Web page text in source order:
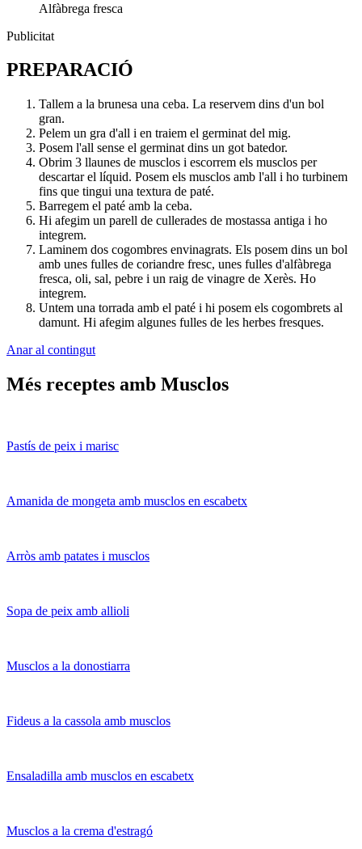
Alfàbrega fresca
Publicitat
PREPARACIÓ
Tallem a la brunesa una ceba. La reservem dins d'un bol
gran.
Pelem un gra d'all i en traiem el germinat del mig.
Posem l'all sense el germinat dins un got batedor.
Obrim 3 llaunes de musclos i escorrem els musclos per
descartar el líquid. Posem els musclos amb l'all i ho turbinem
fins que tingui una textura de paté.
Barregem el paté amb la ceba.
Hi afegim un parell de cullerades de mostassa antiga i ho
integrem.
Laminem dos cogombres envinagrats. Els posem dins un bol
amb unes fulles de coriandre fresc, unes fulles d'alfàbrega
fresca, oli, sal, pebre i un raig de vinagre de Xerès. Ho
integrem.
Untem una torrada amb el paté i hi posem els cogombrets al
damunt. Hi afegim algunes fulles de les herbes fresques.
Anar al contingut
Més receptes amb Musclos
Pastís de peix i marisc
Amanida de mongeta amb musclos en escabetx
Arròs amb patates i musclos
Sopa de peix amb allioli
Musclos a la donostiarra
Fideus a la cassola amb musclos
Ensaladilla amb musclos en escabetx
Musclos a la crema d'estragó